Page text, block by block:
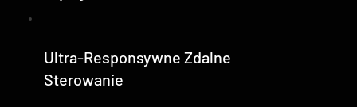
Ultra-Responsywne Zdalne
Sterowanie